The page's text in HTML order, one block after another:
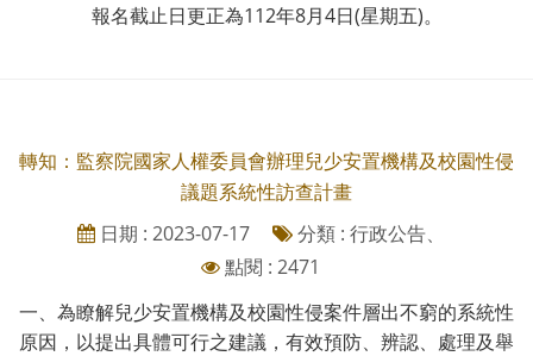
報名截止日更正為112年8月4日(星期五)。
轉知：監察院國家人權委員會辦理兒少安置機構及校園性侵
議題系統性訪查計畫
日期 : 2023-07-17
分類 : 行政公告、
點閱 : 2471
一、為瞭解兒少安置機構及校園性侵案件層出不窮的系統性
原因，以提出具體可行之建議，有效預防、辨認、處理及舉